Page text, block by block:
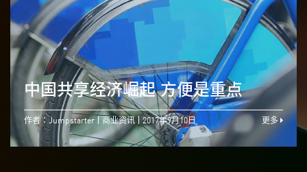
中国共享经济崛起 方便是重点
作者：Jumpstarter 商业资讯 2017年9月10日 更多